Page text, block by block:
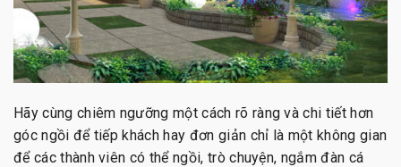
Hãy cùng chiêm ngưỡng một cách rõ ràng và chi tiết hơn
góc ngồi để tiếp khách hay đơn giản chỉ là một không gian
để các thành viên có thể ngồi, trò chuyện, ngắm đàn cá